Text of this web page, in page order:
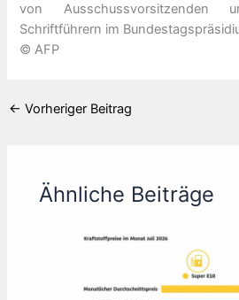
von Ausschussvorsitzenden
Schriftführern im
© AFP
← Vorheriger Beitrag
Ähnliche Beiträge